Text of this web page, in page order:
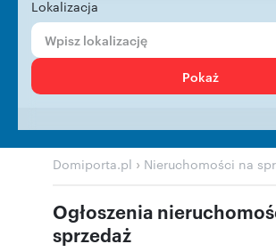
Lokalizacja
Pokaż
Domiporta.pl › Nieruchomości na
Ogłoszenia
sprzedaż